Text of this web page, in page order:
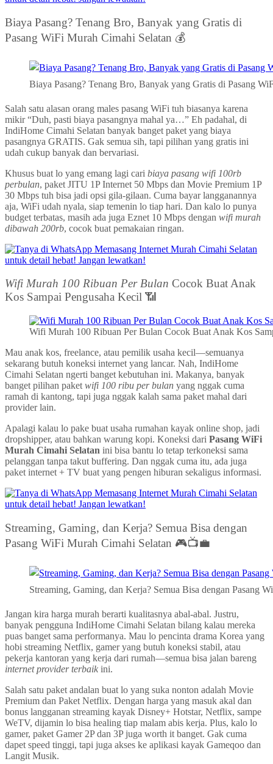
Biaya Pasang? Tenang Bro, Banyak yang Gratis di
Pasang WiFi Murah Cimahi Selatan 💰
Biaya Pasang? Tenang Bro, Banyak yang Gratis di Pasang
Salah satu alasan orang males pasang WiFi tuh biasanya karena
mikir “Duh, pasti biaya pasangnya mahal ya…” Eh padahal, di
IndiHome Cimahi Selatan banyak banget paket yang biaya
pasangnya GRATIS. Gak semua sih, tapi pilihan yang gratis ini
udah cukup banyak dan bervariasi.
Khusus buat lo yang emang lagi cari biaya pasang wifi 100rb
perbulan, paket JITU 1P Internet 50 Mbps dan Movie Premium 1P
30 Mbps tuh bisa jadi opsi gila-gilaan. Cuma bayar langganannya
aja, WiFi udah nyala, siap temenin lo tiap hari. Dan kalo lo punya
budget terbatas, masih ada juga Eznet 10 Mbps dengan wifi murah
dibawah 200rb, cocok buat pemakaian ringan.
Wifi Murah 100 Ribuan Per Bulan Cocok Buat Anak
Kos Sampai Pengusaha Kecil 📶
Wifi Murah 100 Ribuan Per Bulan Cocok Buat Anak Kos
Mau anak kos, freelance, atau pemilik usaha kecil—semuanya
sekarang butuh koneksi internet yang lancar. Nah, IndiHome
Cimahi Selatan ngerti banget kebutuhan ini. Makanya, banyak
banget pilihan paket wifi 100 ribu per bulan yang nggak cuma
ramah di kantong, tapi juga nggak kalah sama paket mahal dari
provider lain.
Apalagi kalau lo pake buat usaha rumahan kayak online shop, jadi
dropshipper, atau bahkan warung kopi. Koneksi dari Pasang WiFi
Murah Cimahi Selatan ini bisa bantu lo tetap terkoneksi sama
pelanggan tanpa takut buffering. Dan nggak cuma itu, ada juga
paket internet + TV buat yang pengen hiburan sekaligus informasi.
Streaming, Gaming, dan Kerja? Semua Bisa dengan
Pasang WiFi Murah Cimahi Selatan 🎮📺💼
Streaming, Gaming, dan Kerja? Semua Bisa dengan Pasang
Jangan kira harga murah berarti kualitasnya abal-abal. Justru,
banyak pengguna IndiHome Cimahi Selatan bilang kalau mereka
puas banget sama performanya. Mau lo pencinta drama Korea yang
hobi streaming Netflix, gamer yang butuh koneksi stabil, atau
pekerja kantoran yang kerja dari rumah—semua bisa jalan bareng
internet provider terbaik ini.
Salah satu paket andalan buat lo yang suka nonton adalah Movie
Premium dan Paket Netflix. Dengan harga yang masuk akal dan
bonus langganan streaming kayak Disney+ Hotstar, Netflix, sampe
WeTV, dijamin lo bisa healing tiap malam abis kerja. Plus, kalo lo
gamer, paket Gamer 2P dan 3P juga worth it banget. Gak cuma
dapet speed tinggi, tapi juga akses ke aplikasi kayak Gameqoo dan
Langit Musik.